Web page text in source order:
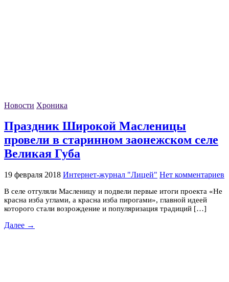
Новости Хроника
Праздник Широкой Масленицы
провели в старинном заонежском селе
Великая Губа
19 февраля 2018 Интернет-журнал "Лицей" Нет комментариев
В селе отгуляли Масленицу и подвели первые итоги проекта «Не
красна изба углами, а красна изба пирогами», главной идеей
которого стали возрождение и популяризация традиций […]
Далее →